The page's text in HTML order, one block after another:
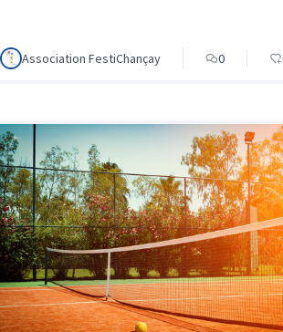
Association FestiChançay 0